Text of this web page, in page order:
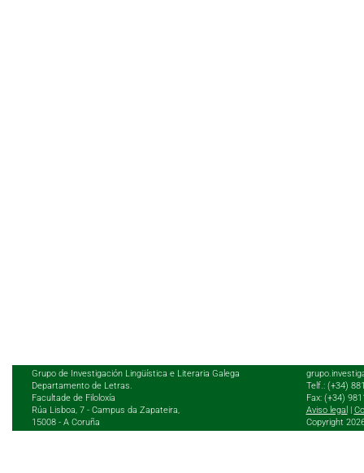
Grupo de Investigación Lingüística e Literaria Galega
Departamento de Letras.
Facultade de Filoloxía
Rúa Lisboa, 7 - Campus da Zapateira,
15008 - A Coruña
Telf.: (+34)
Fax: (+34)
Aviso legal
Copyright